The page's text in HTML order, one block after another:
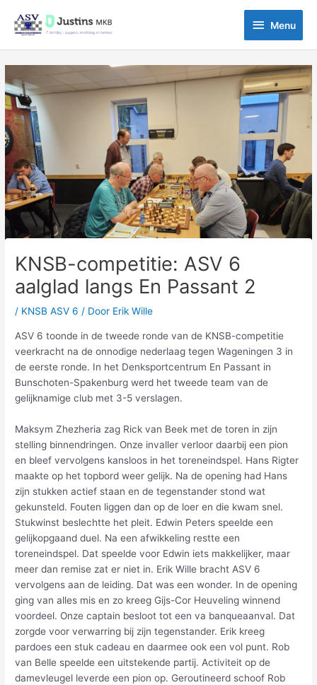
naar
inhoud
Menu
Menu
KNSB-competitie: ASV 6
aalglad langs En Passant 2
/ KNSB ASV 6 / Door Erik Wille
ASV 6 toonde in de tweede ronde van de KNSB-competitie
veerkracht na de onnodige nederlaag tegen Wageningen 3 in
de eerste ronde. In het Denksportcentrum En Passant in
Bunschoten-Spakenburg werd het tweede team van de
gelijknamige club met 3-5 verslagen.
Maksym Zhezheria zag Rick van Beek met de toren in zijn
stelling binnendringen. Onze invaller verloor daarbij een pion
en bleef vervolgens kansloos in het toreneindspel. Hans Rigter
maakte op het topbord weer gelijk. Na de opening had Hans
zijn stukken actief staan en de tegenstander stond wat
gekunsteld. Fouten liggen dan op de loer en die kwam snel.
Stukwinst beslechtte het pleit. Edwin Peters speelde een
gelijkopgaand duel. Na een afwikkeling restte een
toreneindspel. Dat speelde voor Edwin iets makkelijker, maar
meer dan remise zat er niet in. Erik Wille bracht ASV 6
vervolgens aan de leiding. Dat was een wonder. In de opening
ging van alles mis en zo kreeg Gijs-Cor Heuveling winnend
voordeel. Onze captain besloot tot een va banqueaanval. Dat
zorgde voor verwarring bij zijn tegenstander. Erik kreeg
pardoes een stuk cadeau en daarmee ook een vol punt. Rob
van Belle speelde een uitstekende partij. Activiteit op de
damevleugel leverde een pion op. Geroutineerd schoof Rob
Bericht
navigatie